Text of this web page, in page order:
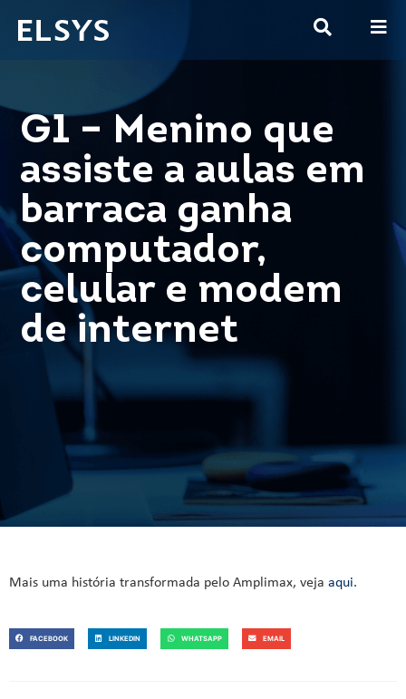
G1 – Menino que
assiste a aulas em
barraca ganha
computador,
celular e modem
de internet
Mais uma história transformada pelo Amplimax, veja aqui.
FACEBOOK LINKEDIN WHATSAPP EMAIL